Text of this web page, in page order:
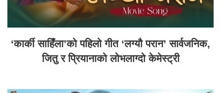
‘कार्की साहिँला’को पहिलो गीत ‘लग्यौ परान’ सार्वजनिक,
जितु र प्रियानाको लोभलाग्दो केमेस्ट्री